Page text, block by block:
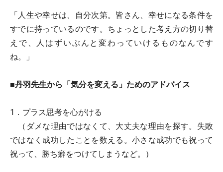
「人生や幸せは、自分次第。皆さん、幸せになる条件を
すでに持っているのです。ちょっとした考え方の切り替
えで、人はずいぶんと変わっていけるものなんです
ね。」
■丹羽先生から「気分を変える」ためのアドバイス
1．プラス思考を心がける
（ダメな理由ではなくて、大丈夫な理由を探す。失敗
ではなく成功したことを数える。小さな成功でも祝って
祝って、勝ち癖をつけてしまうなど。）